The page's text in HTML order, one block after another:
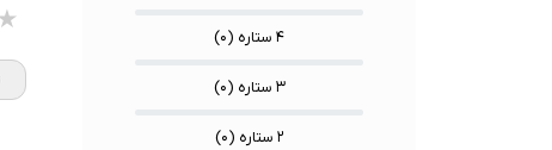
۴ ستاره ( ۰)
۳ ستاره ( ۰)
۲ ستاره ( ۰)